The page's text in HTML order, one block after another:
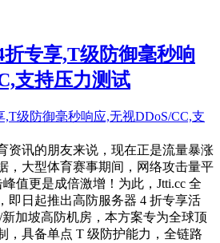
专享,T级防御毫秒响
支持压力测试
资讯的朋友来说，现在正是流量暴涨
，大型体育赛事期间，网络攻击量平
值更是成倍激增！为此，Jtti.cc 全
即日起推出高防服务器 4 折专享活
加坡高防机房，本方案专为全球顶
，具备单点 T 级防护能力，全链路